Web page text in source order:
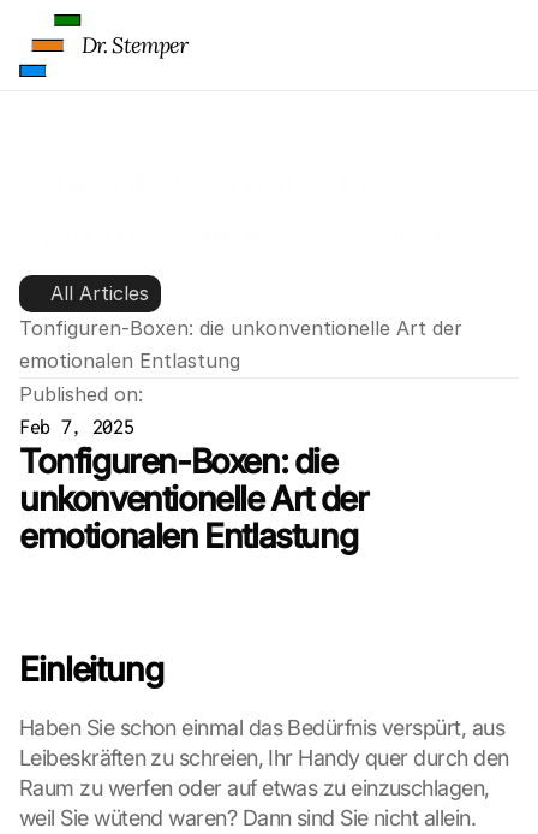
funktioniert
All Articles
Tonfiguren-Boxen: die unkonventionelle Art der
emotionalen Entlastung
Published on:
Feb 7, 2025
Tonfiguren-Boxen: die
unkonventionelle Art der
emotionalen Entlastung
Einleitung
Haben Sie schon einmal das Bedürfnis verspürt, aus
Leibeskräften zu schreien, Ihr Handy quer durch den
Raum zu werfen oder auf etwas zu einzuschlagen,
weil Sie wütend waren? Dann sind Sie nicht allein.
Dr. Stemper